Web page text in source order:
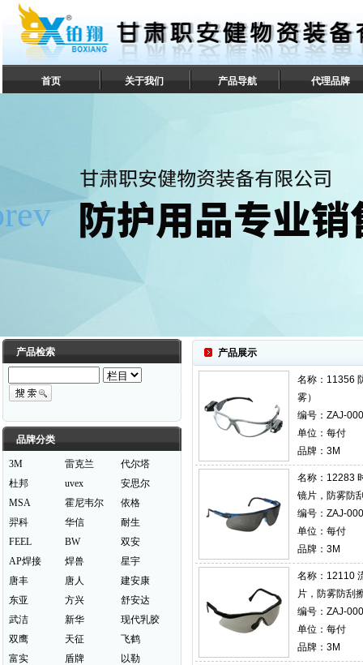
首页 关于我们 产品导航 代理品牌
产品检索
品牌分类
3M 雷克兰
代尔塔
杜邦
uvex
安思尔
MSA
霍尼韦尔
依格
羿科
华信
耐生
FEEL
BW
双安
AP焊接
焊兽
星宇
唐丰
唐人
建安康
东亚
方兴
舒安达
武洁
新华
现代乳胶
双鹰
天征
飞鹤
富实
盾牌
以勒
产品展示
名称： 11356
雾）
编号：ZAJ-
单位：每付
品牌：3M
名称： 12283
镜片，防雾防
编号：ZAJ-
单位：每付
品牌：3M
名称： 12110
片，防雾防刮
编号：ZAJ-
单位：每付
品牌：3M